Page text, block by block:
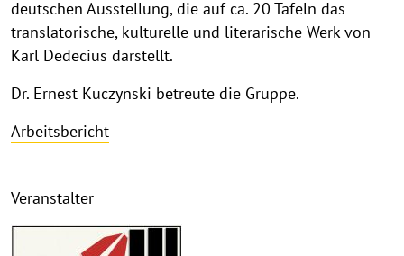
deutschen Ausstellung, die auf ca. 20 Tafeln das
translatorische, kulturelle und literarische Werk von
Karl Dedecius darstellt.
Dr. Ernest Kuczynski betreute die Gruppe.
Arbeitsbericht
Veranstalter